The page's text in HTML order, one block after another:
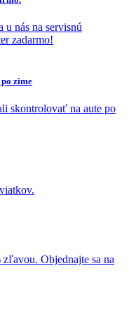
u nás na servisnú
zadarmo!
zime
skontrolovať na aute po
Objednajte sa na